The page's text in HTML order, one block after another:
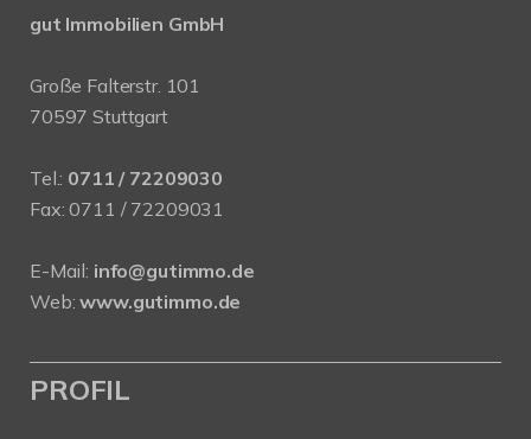
gut Immobilien GmbH
Große Falterstr. 101
70597 Stuttgart
Tel.: 0711 / 72209030
Fax: 0711 / 72209031
E-Mail: info@gutimmo.de
Web:www.gutimmo.de
PROFIL